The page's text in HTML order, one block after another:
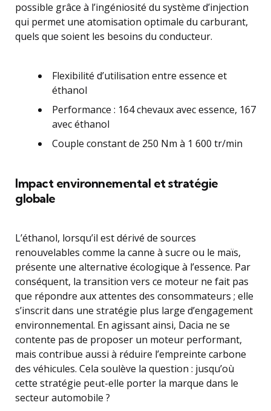
possible grâce à l’ingéniosité du système d’injection
qui permet une atomisation optimale du carburant,
quels que soient les besoins du conducteur.
Flexibilité d’utilisation entre essence et
éthanol
Performance : 164 chevaux avec essence, 167
avec éthanol
Couple constant de 250 Nm à 1 600 tr/min
Impact environnemental et stratégie
globale
L’éthanol, lorsqu’il est dérivé de sources
renouvelables comme la canne à sucre ou le maïs,
présente une alternative écologique à l’essence. Par
conséquent, la transition vers ce moteur ne fait pas
que répondre aux attentes des consommateurs ; elle
s’inscrit dans une stratégie plus large d’engagement
environnemental. En agissant ainsi, Dacia ne se
contente pas de proposer un moteur performant,
mais contribue aussi à réduire l’empreinte carbone
des véhicules. Cela soulève la question : jusqu’où
cette stratégie peut-elle porter la marque dans le
secteur automobile ?